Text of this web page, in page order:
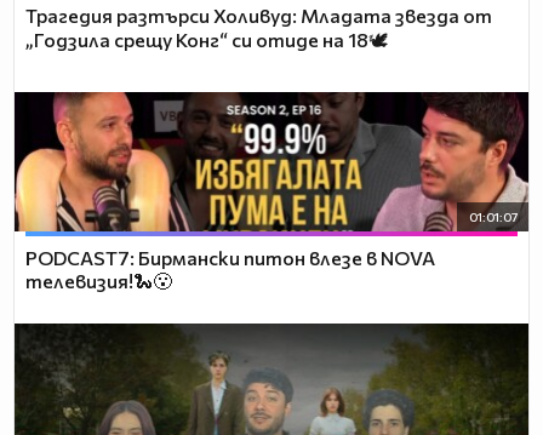
Трагедия разтърси Холивуд: Младата звезда от
„Годзила срещу Конг“ си отиде на 18🕊️
01:01:07
PODCAST7: Бирмански питон влезе в NOVA
телевизия!🐍😮